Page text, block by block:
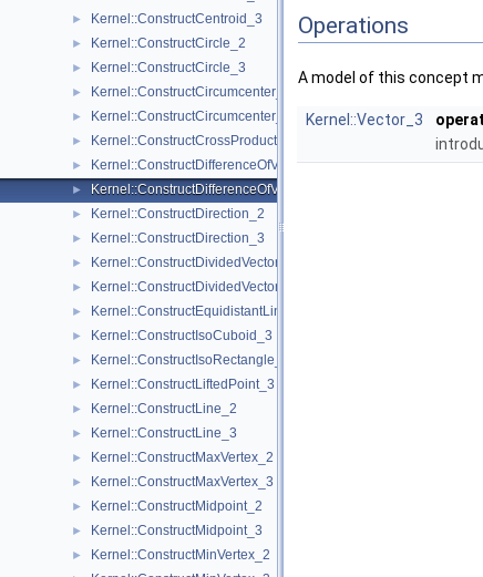
► Kernel::ConstructCentroid_3
► Kernel::ConstructCircle_2
► Kernel::ConstructCircle_3
► Kernel::ConstructCircumcenter_2
► Kernel::ConstructCircumcenter_3
► Kernel::ConstructCrossProductVector_3
► Kernel::ConstructDifferenceOfVectors_2
► Kernel::ConstructDifferenceOfVectors_3
► Kernel::ConstructDirection_2
► Kernel::ConstructDirection_3
► Kernel::ConstructDividedVector_2
► Kernel::ConstructDividedVector_3
► Kernel::ConstructEquidistantLine_3
► Kernel::ConstructIsoCuboid_3
► Kernel::ConstructIsoRectangle_2
► Kernel::ConstructLiftedPoint_3
► Kernel::ConstructLine_2
► Kernel::ConstructLine_3
► Kernel::ConstructMaxVertex_2
► Kernel::ConstructMaxVertex_3
► Kernel::ConstructMidpoint_2
► Kernel::ConstructMidpoint_3
► Kernel::ConstructMinVertex_2
Operations
A model of this concept
Kernel::Vector_3